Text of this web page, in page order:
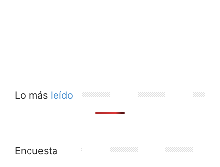
Lo más leído
Encuesta